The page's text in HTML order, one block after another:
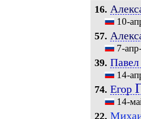
16.
10-
57.
7-
39. Павел
14-
74. Егор
14-
22.